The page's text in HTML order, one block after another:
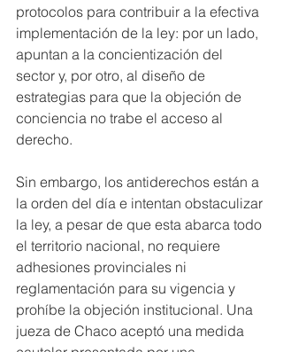
protocolos para contribuir a la efectiva
implementación de la ley: por un lado,
apuntan a la concientización del
sector y, por otro, al diseño de
estrategias para que la objeción de
conciencia no trabe el acceso al
derecho.
Sin embargo, los antiderechos están a
la orden del día e intentan obstaculizar
la ley, a pesar de que esta abarca todo
el territorio nacional, no requiere
adhesiones provinciales ni
reglamentación para su vigencia y
prohíbe la objeción institucional. Una
jueza de Chaco aceptó una medida